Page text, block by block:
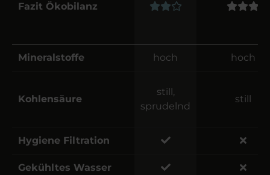
Fazit Ökobilanz
Mineralstoffe hoch hoch
Kohlensäure
still,
sprudelnd
still
Hygiene Filtration
Gekühltes Wasser